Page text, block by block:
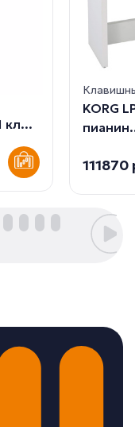
кл...
KORG
111870